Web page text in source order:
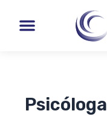
contenido
Menu
Psicóloga